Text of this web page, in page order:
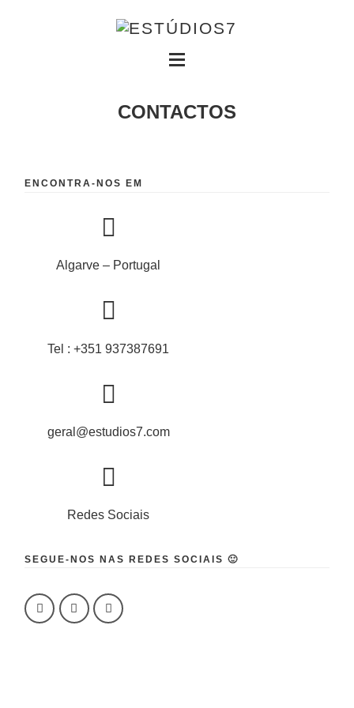
CONTACTOS
ENCONTRA-NOS EM
Algarve – Portugal
Tel : +351 937387691
geral@estudios7.com
Redes Sociais
SEGUE-NOS NAS REDES SOCIAIS 🙂